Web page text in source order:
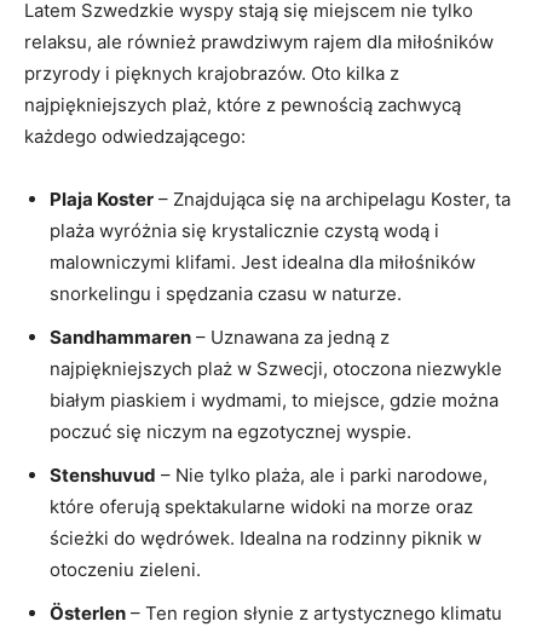
Latem Szwedzkie wyspy stają się miejscem nie tylko
relaksu, ale również prawdziwym rajem dla miłośników
przyrody i pięknych krajobrazów. Oto kilka z
najpiękniejszych plaż, które z pewnością zachwycą
każdego odwiedzającego:
Plaja Koster – Znajdująca się na archipelagu Koster, ta
plaża wyróżnia się krystalicznie czystą wodą i
malowniczymi klifami. Jest idealna dla miłośników
snorkelingu i spędzania czasu w naturze.
Sandhammaren – Uznawana za jedną z
najpiękniejszych plaż w Szwecji, otoczona niezwykle
białym piaskiem i wydmami, to miejsce, gdzie można
poczuć się niczym na egzotycznej wyspie.
Stenshuvud – Nie tylko plaża, ale i parki narodowe,
które oferują spektakularne widoki na morze oraz
ścieżki do wędrówek. Idealna na rodzinny piknik w
otoczeniu zieleni.
Österlen – Ten region słynie z artystycznego klimatu